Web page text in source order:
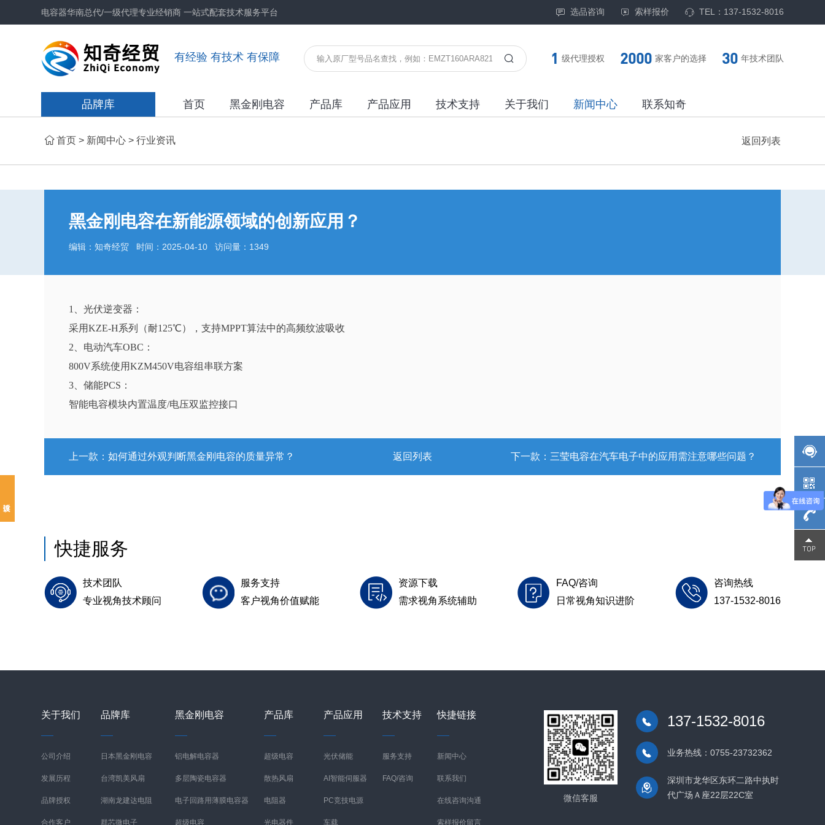
电容器华南总代/一级代理专业经销商 一站式配套技术服务平台 选品咨询 索样报价 TEL：137-1532-8016
有经验 有技术 有保障 1 级代理授权 2000 家客户的选择 30 年技术团队
品牌库 首页 黑金刚电容 产品库 产品应用 技术支持 关于我们 新闻中心 联系知奇
首页 > 新闻中心 > 行业资讯 返回列表
黑金刚电容在新能源领域的创新应用？
编辑：知奇经贸 时间：2025-04-10 访问量：1349
1、光伏逆变器：
采用KZE-H系列（耐125℃），支持MPPT算法中的高频纹波吸收
2、电动汽车OBC：
800V系统使用KZM450V电容组串联方案
3、储能PCS：
智能电容模块内置温度/电压双监控接口
上一款： 如何通过外观判断黑金刚电容的质量异常？ 返回列表 下一款： 三莹电容在汽车电子中的应用需注意哪些问题？
快捷服务
技术团队
专业视角技术顾问
服务支持
客户视角价值赋能
资源下载
需求视角系统辅助
FAQ/咨询
日常视角知识进阶
咨询热线
137-1532-8016
关于我们
公司介绍
发展历程
品牌授权
合作客户
品牌库
日本黑金刚电容
台湾凯美风扇
湖南龙建达电阻
群芯微电子
黑金刚电容
铝电解电容器
多层陶瓷电容器
电子回路用薄膜电容器
超级电容
产品库
超级电容
散热风扇
电阻器
光电器件
产品应用
光伏储能
AI智能伺服器
PC竞技电源
车载
技术支持
服务支持
FAQ/咨询
快捷链接
新闻中心
联系我们
在线咨询沟通
索样报价留言
微信客服
137-1532-8016
业务热线：0755-23732362
深圳市龙华区东环二路中执时
代广场Ａ座22层22C室
137-